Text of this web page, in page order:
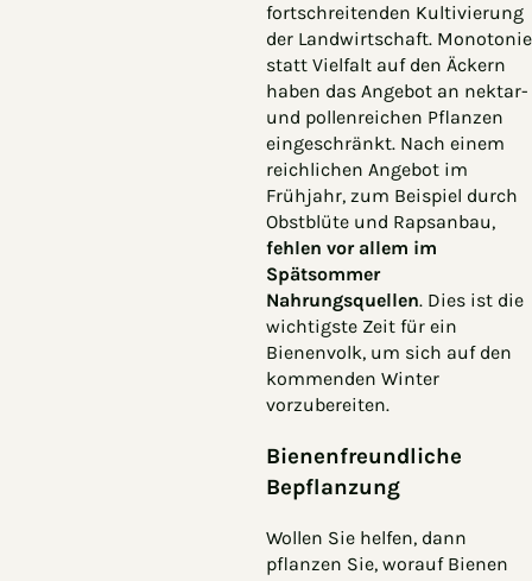
fortschreitenden Kultivierung
der Landwirtschaft. Monotonie
statt Vielfalt auf den Äckern
haben das Angebot an nektar-
und pollenreichen Pflanzen
eingeschränkt. Nach einem
reichlichen Angebot im
Frühjahr, zum Beispiel durch
Obstblüte und Rapsanbau,
fehlen vor allem im
Spätsommer
Nahrungsquellen. Dies ist die
wichtigste Zeit für ein
Bienenvolk, um sich auf den
kommenden Winter
vorzubereiten.
Bienenfreundliche
Bepflanzung
Wollen Sie helfen, dann
pflanzen Sie, worauf Bienen